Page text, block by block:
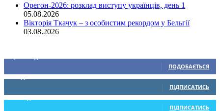
Орегон-2026: розклад виступу українців, день 1
05.08.2026
Вікторія Ткачук – з особистим рекордом у Бельгії
03.08.2026
ПОДОБАЄТЬСЯ
0 Підписників
ПІДПИСАТИСЬ
234 Підписників
ПІДПИСАТИСЬ